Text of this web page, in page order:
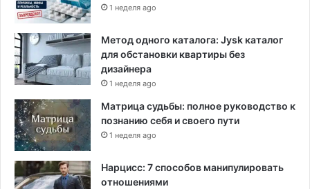
1 неделя ago
Метод одного каталога: Jysk каталог
для обстановки квартиры без
дизайнера
1 неделя ago
Матрица судьбы: полное руководство к
познанию себя и своего пути
1 неделя ago
Нарцисс: 7 способов манипулировать
отношениями